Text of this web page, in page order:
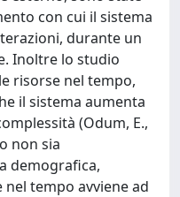
con cui il sistema
durante un
Inoltre lo studio
risorse nel tempo,
il sistema aumenta
(Odum, E.,
non sia
demografica,
nel tempo avviene ad